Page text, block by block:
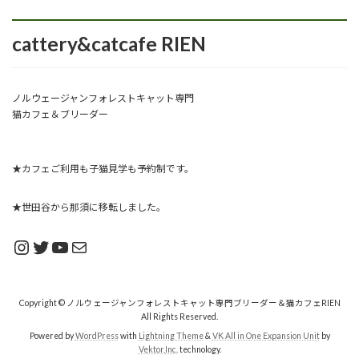
cattery&catcafe RIEN
ノルウェージャンフォレストキャット専門
猫カフェ＆ブリーダー
★カフェご利用も子猫見学も予約制です。
★世田谷から那須に移転しました。
Instagram
Twitter
YouTube
メール
Copyright © ノルウェージャンフォレストキャット専門ブリーダー＆猫カフェRIEN
All Rights Reserved.
Powered byWordPresswith Lightning Theme& VK All in One Expansion Unitby
Vektor,Inc. technology.